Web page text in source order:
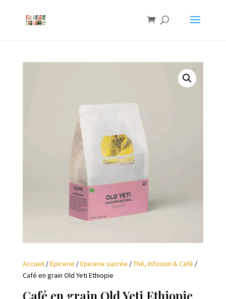
Accueil/Épicerie /Epicerie sucrée /Thé, Infusion & Café /
Café en grain Old Yeti Ethiopie
Café en grain Old Yeti Ethiopie